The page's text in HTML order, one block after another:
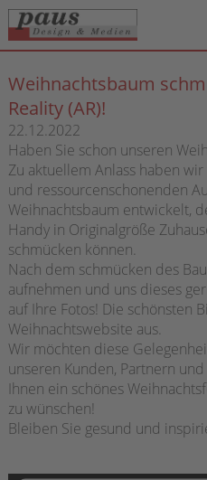
Weihnachtsbaum
Reality (AR)!
22.12.2022
Haben Sie schon unseren
Zu aktuellem Anlass haben
und ressourcenschonenden
Weihnachtsbaum entwickelt,
Handy in Originalgröße
schmücken können.
Nach dem schmücken des
aufnehmen und uns dieses
auf Ihre Fotos! Die schönsten
Weihnachtswebsite aus.
Wir möchten diese
unseren Kunden, Partnern
Ihnen ein schönes
zu wünschen!
Bleiben Sie gesund und